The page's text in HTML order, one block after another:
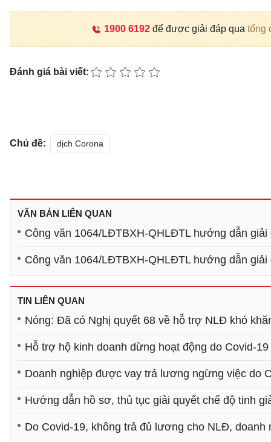
1900 6192để được giải đáp qua tổng
Đánh giá bài viết:
Chủ đề: dịch Corona
VĂN BẢN LIÊN QUAN
Công văn 1064/LĐTBXH-QHLĐTL hướng dẫn
Công văn 1064/LĐTBXH-QHLĐTL hướng dẫn
TIN LIÊN QUAN
Nóng: Đã có Nghị quyết 68 về hỗ trợ NLĐ khó
Hỗ trợ hộ kinh doanh dừng hoạt động do Covid-19
Doanh nghiệp được vay trả lương ngừng việc do
Hướng dẫn hồ sơ, thủ tục giải quyết chế độ tinh
Do Covid-19, không trả đủ lương cho NLĐ, doanh